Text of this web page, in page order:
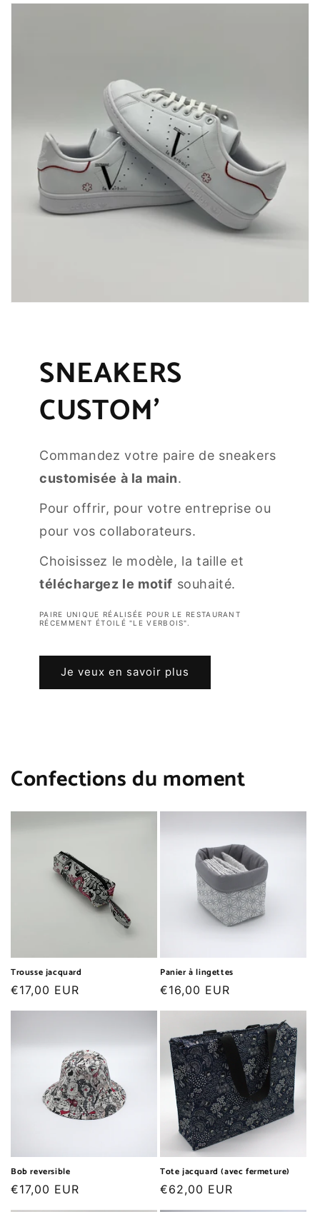
SNEAKERS
CUSTOM'
Commandez votre paire de sneakers
customisée à la main.
Pour offrir, pour votre entreprise ou
pour vos collaborateurs.
Choisissez le modèle, la taille et
téléchargez le motif souhaité.
PAIRE UNIQUE RÉALISÉE POUR LE RESTAURANT
RÉCEMMENT ÉTOILÉ "LE VERBOIS".
Je veux en savoir plus
Confections du moment
Trousse jacquard
Prix
€17,00 EUR
Panier à lingettes
Prix
€16,00 EUR
Bob reversible
Prix
€17,00 EUR
Tote jacquard (avec fermeture)
Prix
€62,00 EUR